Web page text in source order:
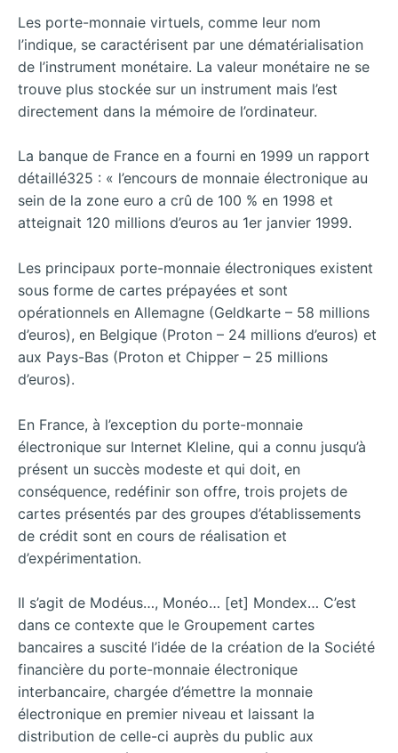
Les porte-monnaie virtuels, comme leur nom
l’indique, se caractérisent par une dématérialisation
de l’instrument monétaire. La valeur monétaire ne se
trouve plus stockée sur un instrument mais l’est
directement dans la mémoire de l’ordinateur.
La banque de France en a fourni en 1999 un rapport
détaillé325 : « l’encours de monnaie électronique au
sein de la zone euro a crû de 100 % en 1998 et
atteignait 120 millions d’euros au 1er janvier 1999.
Les principaux porte-monnaie électroniques existent
sous forme de cartes prépayées et sont
opérationnels en Allemagne (Geldkarte – 58 millions
d’euros), en Belgique (Proton – 24 millions d’euros) et
aux Pays-Bas (Proton et Chipper – 25 millions
d’euros).
En France, à l’exception du porte-monnaie
électronique sur Internet Kleline, qui a connu jusqu’à
présent un succès modeste et qui doit, en
conséquence, redéfinir son offre, trois projets de
cartes présentés par des groupes d’établissements
de crédit sont en cours de réalisation et
d’expérimentation.
Il s’agit de Modéus…, Monéo… [et] Mondex… C’est
dans ce contexte que le Groupement cartes
bancaires a suscité l’idée de la création de la Société
financière du porte-monnaie électronique
interbancaire, chargée d’émettre la monnaie
électronique en premier niveau et laissant la
distribution de celle-ci auprès du public aux